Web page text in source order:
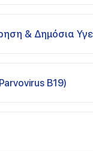
& Δημόσια
B19)